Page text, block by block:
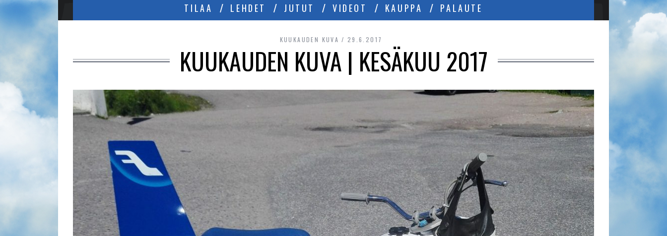
TILAA LEHDET JUTUT VIDEOT KAUPPA PALAUTE
KUUKAUDEN KUVA 29.6.2017
KUUKAUDEN KUVA | KESÄKUU 2017